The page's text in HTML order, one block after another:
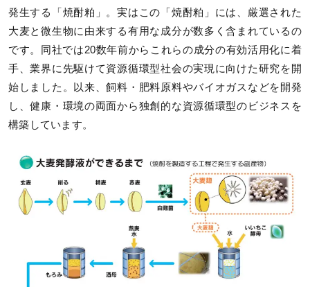
発生する「焼酎粕」。実はこの「焼酎粕」には、厳選された
大麦と微生物に由来する有用な成分が数多く含まれているの
です。同社では20数年前からこれらの成分の有効活用化に着
手、業界に先駆けて資源循環型社会の実現に向けた研究を開
始しました。以来、飼料・肥料原料やバイオガスなどを開発
し、健康・環境の両面から独創的な資源循環型のビジネスを
構築しています。